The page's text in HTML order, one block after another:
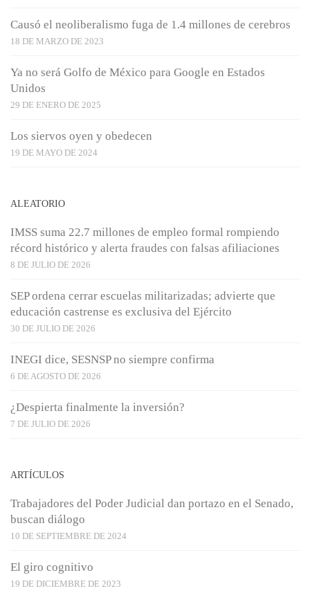
Causó el neoliberalismo fuga de 1.4 millones de cerebros
18 DE MARZO DE 2023
Ya no será Golfo de México para Google en Estados
Unidos
29 DE ENERO DE 2025
Los siervos oyen y obedecen
19 DE MAYO DE 2024
ALEATORIO
IMSS suma 22.7 millones de empleo formal rompiendo
récord histórico y alerta fraudes con falsas afiliaciones
8 DE JULIO DE 2026
SEP ordena cerrar escuelas militarizadas; advierte que
educación castrense es exclusiva del Ejército
30 DE JULIO DE 2026
INEGI dice, SESNSP no siempre confirma
6 DE AGOSTO DE 2026
¿Despierta finalmente la inversión?
7 DE JULIO DE 2026
ARTÍCULOS
Trabajadores del Poder Judicial dan portazo en el Senado,
buscan diálogo
10 DE SEPTIEMBRE DE 2024
El giro cognitivo
19 DE DICIEMBRE DE 2023